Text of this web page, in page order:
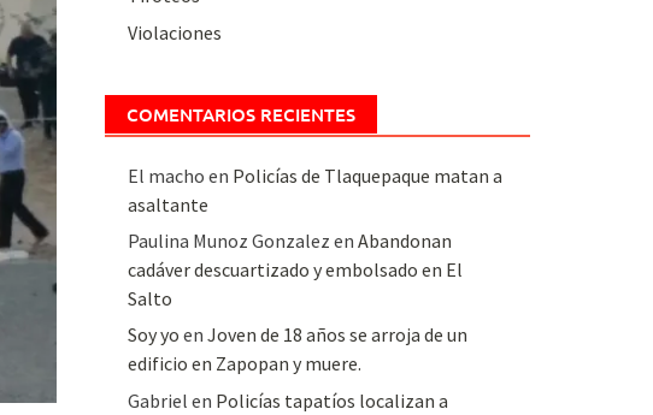
Violaciones
COMENTARIOS RECIENTES
El macho en Policías de Tlaquepaque matan a
asaltante
Paulina Munoz Gonzalez en Abandonan
cadáver descuartizado y embolsado en El
Salto
Soy yo en Joven de 18 años se arroja de un
edificio en Zapopan y muere.
Gabriel en Policías tapatíos localizan a